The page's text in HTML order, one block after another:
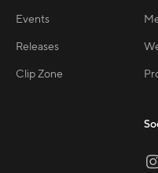
Events
Releases
Clip Zone